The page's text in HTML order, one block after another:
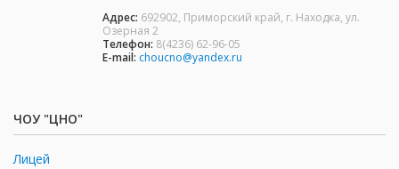
Адрес: 692902, Приморский край, г. Находка, ул.
Озерная 2
Телефон: 8(4236) 62-96-05
E-mail: choucno@yandex.ru
ЧОУ "ЦНО"
Лицей